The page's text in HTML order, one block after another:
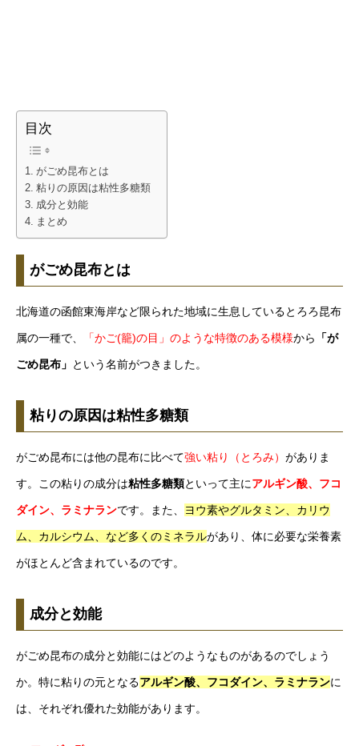
目次
がごめ昆布とは
粘りの原因は粘性多糖類
成分と効能
まとめ
がごめ昆布とは
北海道の函館東海岸など限られた地域に生息しているとろろ昆布
属の一種で、 「かご(籠)の目」のような特徴のある模様から 「が
ごめ昆布」 という名前がつきました。
粘りの原因は粘性多糖類
がごめ昆布には他の昆布に比べて強い粘り（とろみ） がありま
す。この粘りの成分は粘性多糖類といって主にアルギン酸、フコ
ダイン、ラミナランです。また、 ヨウ素やグルタミン、カリウ
ム、カルシウム、など多くのミネラルがあり、体に必要な栄養素
がほとんど含まれているのです。
成分と効能
がごめ昆布の成分と効能にはどのようなものがあるのでしょう
か。特に粘りの元となるアルギン酸、フコダイン、ラミナランに
は、それぞれ優れた効能があります。